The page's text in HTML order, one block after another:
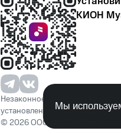
КИОН
Незаконное потребление
установленную
© 2026 ООО «КИОН». Все права
Мы